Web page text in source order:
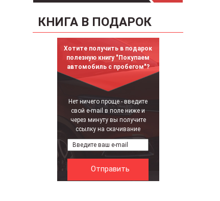
КНИГА В ПОДАРОК
Хотите получить в подарок
полезную книгу "Покупаем
автомобиль с пробегом"?
Нет ничего проще - введите
свой e-mail в поле ниже и
через минуту вы получите
ссылку на скачивание